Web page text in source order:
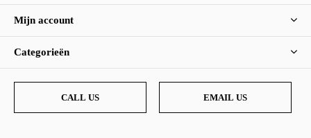
Mijn account
Categorieën
CALL US EMAIL US